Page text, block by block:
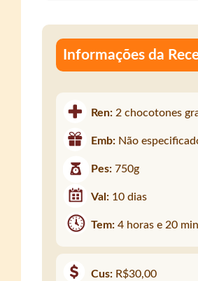
Informações da
Ren:2 chocotones
Emb: Não
Pes:750g
Val: 10 dias
Tem:4 horas e 20 min
Cus: R$30,00